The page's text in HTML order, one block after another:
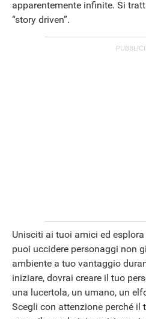
apparentemente infinite. Si
“story driven”.
Unisciti ai tuoi amici ed
puoi uccidere personaggi non
ambiente a tuo vantaggio
iniziare, dovrai creare il tuo
una lucertola, un umano, un
Scegli con attenzione perché il